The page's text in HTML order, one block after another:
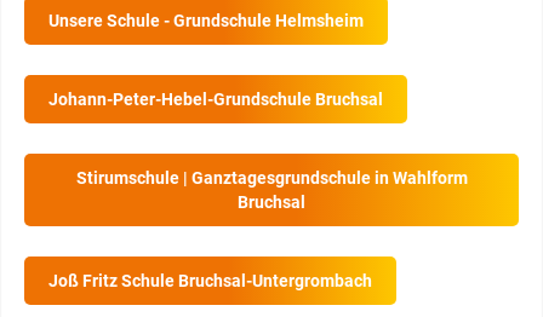
Unsere Schule - Grundschule Helmsheim
Johann-Peter-Hebel-Grundschule Bruchsal
Stirumschule | Ganztagesgrundschule in Wahlform
Bruchsal
Joß Fritz Schule Bruchsal-Untergrombach